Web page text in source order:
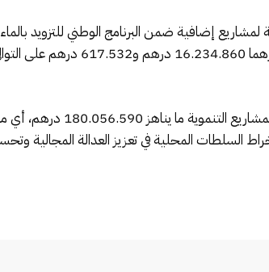
وتغزوت نايت عطا،
السلطات المحلية في تعزيز العدالة المجالية